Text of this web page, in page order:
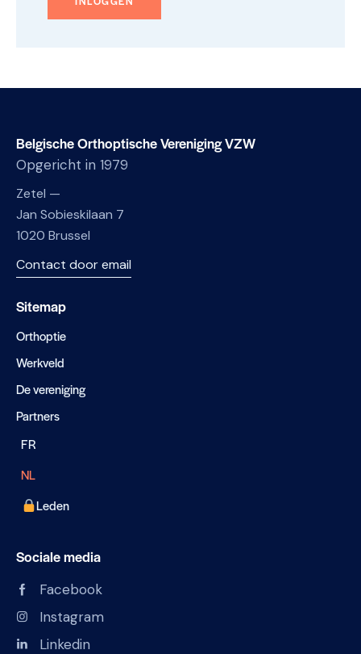
Belgische Orthoptische Vereniging VZW
Opgericht in 1979
Zetel —
Jan Sobieskilaan 7
1020 Brussel
Contact door email
Sitemap
Orthoptie
Werkveld
De vereniging
Partners
FR
NL
Leden
Sociale media
Facebook
Instagram
Linkedin